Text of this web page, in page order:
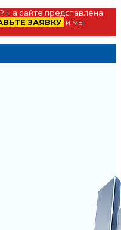
сайте представлена
ЗАЯВКУ и мы